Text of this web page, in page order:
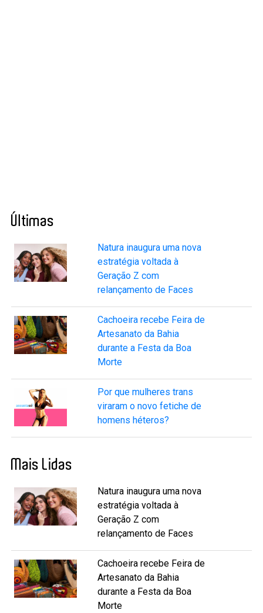
Últimas
Natura inaugura uma nova
estratégia voltada à
Geração Z com
relançamento de Faces
Cachoeira recebe Feira de
Artesanato da Bahia
durante a Festa da Boa
Morte
Por que mulheres trans
viraram o novo fetiche de
homens héteros?
Mais Lidas
Natura inaugura uma nova
estratégia voltada à
Geração Z com
relançamento de Faces
Cachoeira recebe Feira de
Artesanato da Bahia
durante a Festa da Boa
Morte